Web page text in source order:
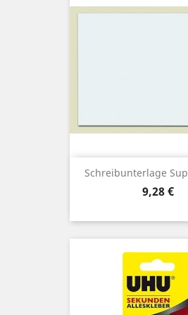
Schreibunterlage
Preis
9,28 €